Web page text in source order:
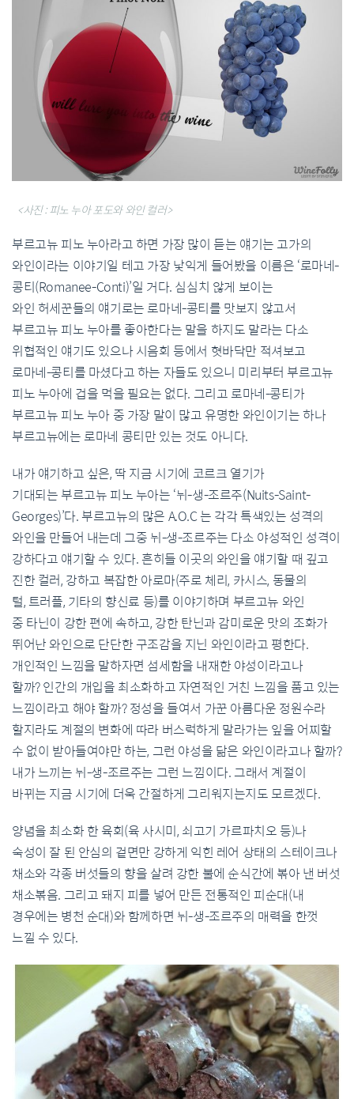
<사진 : 피노 누아 포도와 와인 컬러>
부르고뉴 피노 누아라고 하면 가장 많이 듣는 얘기는 고가의
와인이라는 이야기일 테고 가장 낯익게 들어봤을 이름은 ‘로마네-
콩티(Romanee-Conti)’일 거다. 심심치 않게 보이는
와인 허세꾼들의 얘기로는 로마네-콩티를 맛보지 않고서
부르고뉴 피노 누아를 좋아한다는 말을 하지도 말라는 다소
위협적인 얘기도 있으나 시음회 등에서 혓바닥만 적셔보고
로마네-콩티를 마셨다고 하는 자들도 있으니 미리부터 부르고뉴
피노 누아에 겁을 먹을 필요는 없다. 그리고 로마네-콩티가
부르고뉴 피노 누아 중 가장 말이 많고 유명한 와인이기는 하나
부르고뉴에는 로마네 콩티만 있는 것도 아니다.
내가 얘기하고 싶은, 딱 지금 시기에 코르크 열기가
기대되는 부르고뉴 피노 누아는 ‘뉘-생-조르주(Nuits-Saint-
Georges)’다. 부르고뉴의 많은 A.O.C 는 각각 특색있는 성격의
와인을 만들어 내는데 그중 뉘-생-조르주는 다소 야성적인 성격이
강하다고 얘기할 수 있다. 흔히들 이곳의 와인을 얘기할 때 깊고
진한 컬러, 강하고 복잡한 아로마(주로 체리, 카시스, 동물의
털, 트러플, 기타의 향신료 등)를 이야기하며 부르고뉴 와인
중 타닌이 강한 편에 속하고, 강한 탄닌과 감미로운 맛의 조화가
뛰어난 와인으로 단단한 구조감을 지닌 와인이라고 평한다.
개인적인 느낌을 말하자면 섬세함을 내재한 야성이라고나
할까? 인간의 개입을 최소화하고 자연적인 거친 느낌을 품고 있는
느낌이라고 해야 할까? 정성을 들여서 가꾼 아름다운 정원수라
할지라도 계절의 변화에 따라 버스럭하게 말라가는 잎을 어찌할
수 없이 받아들여야만 하는, 그런 야성을 닮은 와인이라고나 할까?
내가 느끼는 뉘-생-조르주는 그런 느낌이다. 그래서 계절이
바뀌는 지금 시기에 더욱 간절하게 그리워지는지도 모르겠다.
양념을 최소화 한 육회(육 사시미, 쇠고기 가르파치오 등)나
숙성이 잘 된 안심의 겉면만 강하게 익힌 레어 상태의 스테이크나
채소와 각종 버섯들의 향을 살려 강한 불에 순식간에 볶아 낸 버섯
채소볶음. 그리고 돼지 피를 넣어 만든 전통적인 피순대(내
경우에는 병천 순대)와 함께하면 뉘-생-조르주의 매력을 한껏
느낄 수 있다.